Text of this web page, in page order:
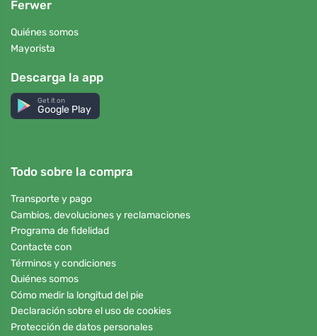
Ferwer
Quiénes somos
Mayorista
Descarga la app
Get it on
Google Play
Todo sobre la compra
Transporte y pago
Cambios, devoluciones y reclamaciones
Programa de fidelidad
Contacte con
Términos y condiciones
Quiénes somos
Cómo medir la longitud del pie
Declaración sobre el uso de cookies
Protección de datos personales